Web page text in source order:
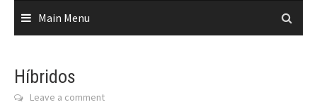
Main Menu
Híbridos
Leave a comment